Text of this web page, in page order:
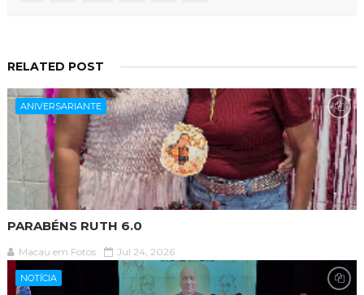
RELATED POST
ANIVERSARIANTE
PARABÉNS RUTH 6.0
Macau em Fotos Jul 24, 2026
NOTÍCIA